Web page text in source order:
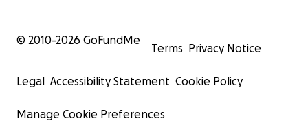
© 2010-2026 GoFundMe
Terms Privacy Notice
Legal Accessibility Statement Cookie Policy
Manage Cookie Preferences